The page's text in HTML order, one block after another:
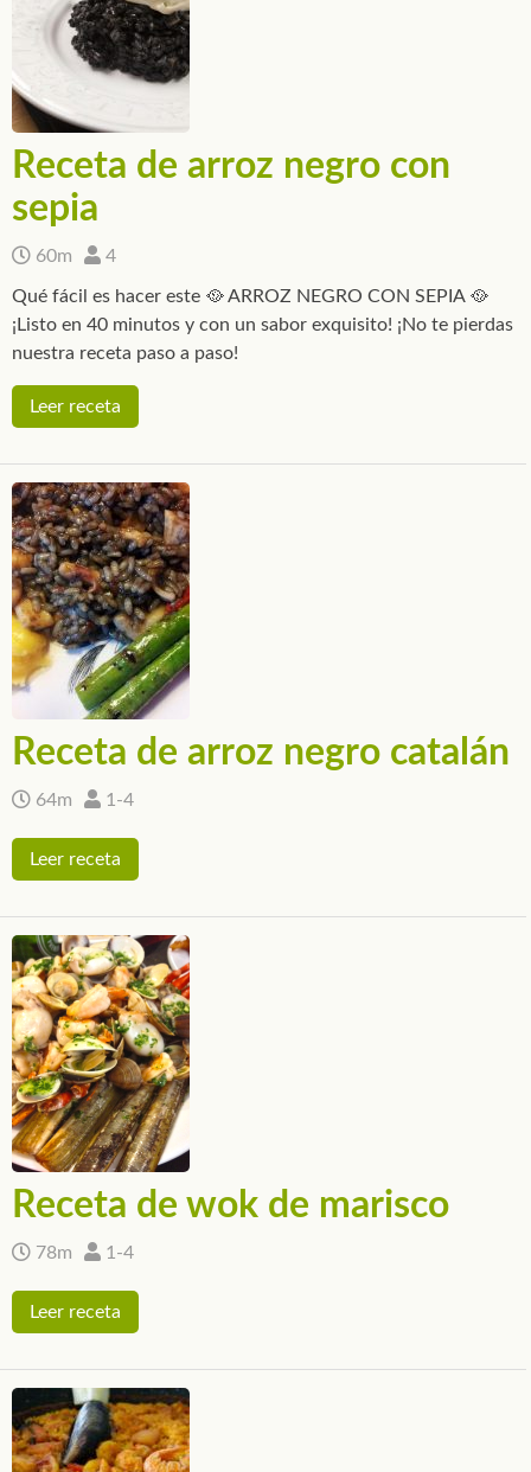
Receta de arroz negro con
sepia
60m 4
Qué fácil es hacer este 🥘 ARROZ NEGRO CON SEPIA 🥘
¡Listo en 40 minutos y con un sabor exquisito! ¡No te pierdas
nuestra receta paso a paso!
Leer receta
Receta de arroz negro catalán
64m 1-4
Leer receta
Receta de wok de marisco
78m 1-4
Leer receta